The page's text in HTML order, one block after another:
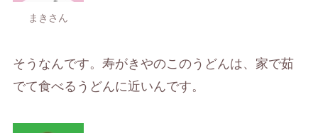
まきさん
そうなんです。寿がきやのこのうどんは、家で茹
でて食べるうどんに近いんです。